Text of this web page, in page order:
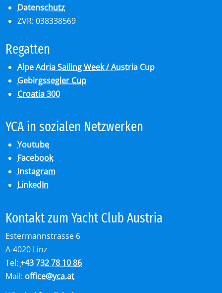
Datenschutz
ZVR: 038338569
Re­gat­ten
Alpe Adria Sailing Week / Austria Cup
Gebirgssegler Cup
Croatia 300
YCA in so­zia­len Netz­wer­ken
Youtube
Facebook
Instagram
LinkedIn
Kon­takt zum Yacht Club Aus­tria
Estermannstrasse 6
A-4020 Linz
Tel:+43 732 78 10 86
Mail: office@yca.at